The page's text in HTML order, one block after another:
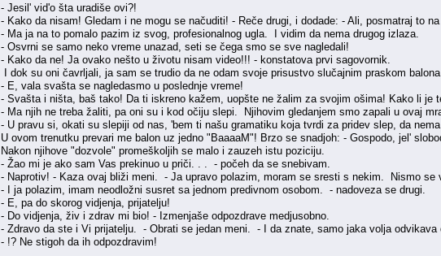
- Jesil' vid'o šta uradiše ovi?!
- Kako da nisam! Gledam i ne mogu se načuditi! - Reče drugi, i dodade: - Ali, posmatraj to
- Ma ja na to pomalo pazim iz svog, profesionalnog ugla. I vidim da nema drugog izlaza.
- Osvrni se samo neko vreme unazad, seti se čega smo se sve nagledali!
- Kako da ne! Ja ovako nešto u životu nisam video!!! - konstatova prvi sagovornik.
I dok su oni čavrljali, ja sam se trudio da ne odam svoje prisustvo slučajnim praskom
- E, vala svašta se nagledasmo u poslednje vreme!
- Svašta i ništa, baš tako! Da ti iskreno kažem, uopšte ne žalim za svojim ošima! Kako li je
- Ma njih ne treba žaliti, pa oni su i kod očiju slepi. Njihovim gledanjem smo zapali u ovaj
- U pravu si, okati su slepiji od nas, 'bem ti našu gramatiku koja tvrdi za pridev slep, da
U ovom trenutku prevari me balon uz jedno "BaaaaM"! Brzo se snadjoh: - Gospodo, jel'
Nakon njihove "dozvole" promeškoljih se malo i zauzeh istu poziciju.
- Žao mi je ako sam Vas prekinuo u priči. . . - počeh da se snebivam.
- Naprotiv! - Kaza ovaj bliži meni. - Ja upravo polazim, moram se sresti s nekim. Nismo se
- I ja polazim, imam neodložni susret sa jednom predivnom osobom. - nadoveza se drugi.
- E, pa do skorog vidjenja, prijatelju!
- Do vidjenja, živ i zdrav mi bio! - Izmenjaše odpozdrave medjusobno.
- Zdravo da ste i Vi prijatelju. - Obrati se jedan meni. - I da znate, samo jaka volja odvikava
- !? Ne stigoh da ih odpozdravim!